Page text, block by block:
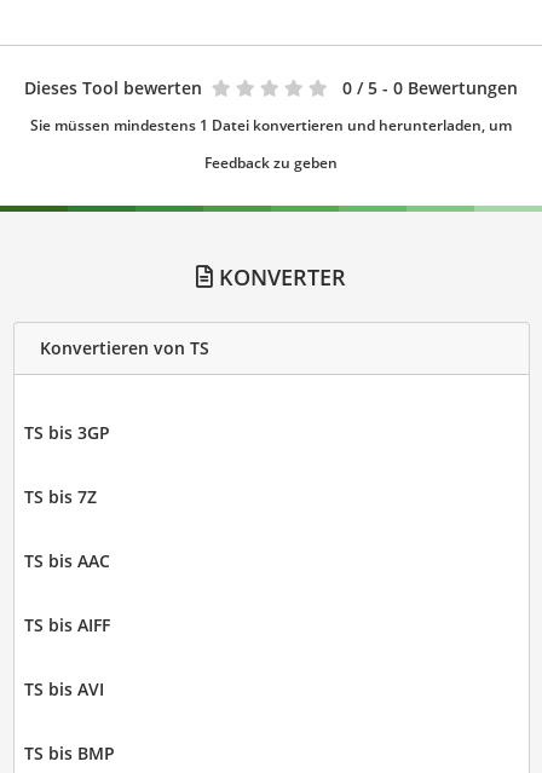
Dieses Tool bewerten 0 / 5 - 0 Bewertungen
Sie müssen mindestens 1 Datei konvertieren und herunterladen, um
Feedback zu geben
KONVERTER
Konvertieren von TS
TS bis 3GP
TS bis 7Z
TS bis AAC
TS bis AIFF
TS bis AVI
TS bis BMP